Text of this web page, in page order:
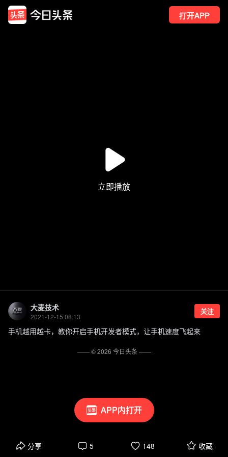
打开APP
APP内打开
大麦技术
2021-12-15 08:13
关注
手机越用越卡，教你开启手机开发者模式，让手机速度飞起来
分享 5 148 收藏
—— ©2026 今日头条——